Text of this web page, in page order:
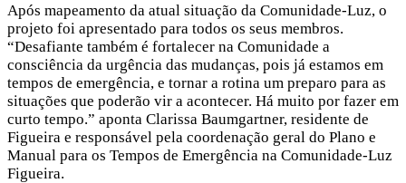
Após mapeamento da atual situação da Comunidade-Luz, o
projeto foi apresentado para todos os seus membros.
“Desafiante também é fortalecer na Comunidade a
consciência da urgência das mudanças, pois já estamos em
tempos de emergência, e tornar a rotina um preparo para as
situações que poderão vir a acontecer. Há muito por fazer em
curto tempo.” aponta Clarissa Baumgartner, residente de
Figueira e responsável pela coordenação geral do Plano e
Manual para os Tempos de Emergência na Comunidade-Luz
Figueira.